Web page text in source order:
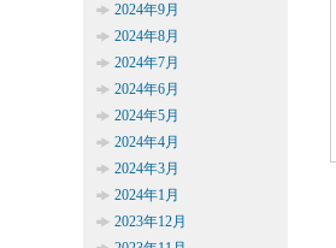
2024年9月
2024年8月
2024年7月
2024年6月
2024年5月
2024年4月
2024年3月
2024年1月
2023年12月